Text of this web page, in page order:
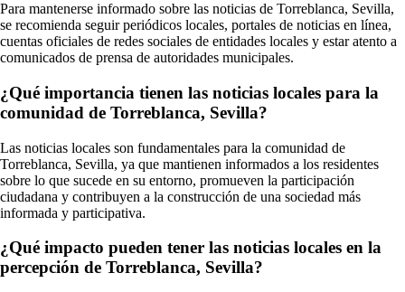
Para mantenerse informado sobre las noticias de Torreblanca, Sevilla,
se recomienda seguir periódicos locales, portales de noticias en línea,
cuentas oficiales de redes sociales de entidades locales y estar atento a
comunicados de prensa de autoridades municipales.
¿Qué importancia tienen las noticias locales para la
comunidad de Torreblanca, Sevilla?
Las noticias locales son fundamentales para la comunidad de
Torreblanca, Sevilla, ya que mantienen informados a los residentes
sobre lo que sucede en su entorno, promueven la participación
ciudadana y contribuyen a la construcción de una sociedad más
informada y participativa.
¿Qué impacto pueden tener las noticias locales en la
percepción de Torreblanca, Sevilla?